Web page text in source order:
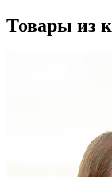
Товары из